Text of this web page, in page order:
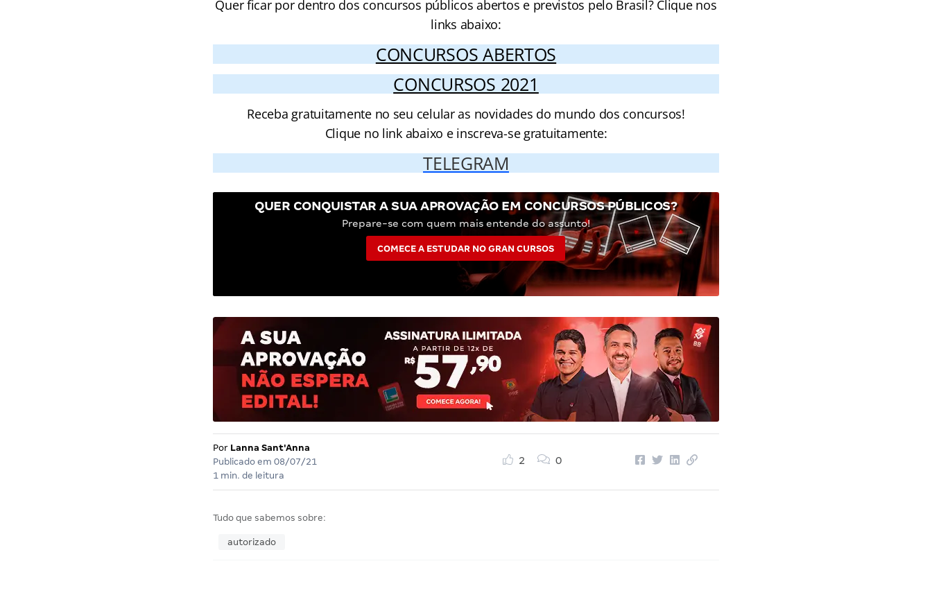
Quer ficar por dentro dos concursos públicos abertos e previstos pelo Brasil? Clique nos
links abaixo:
CONCURSOS ABERTOS
CONCURSOS 2021
Receba gratuitamente no seu celular as novidades do mundo dos concursos!
Clique no link abaixo e inscreva-se gratuitamente:
TELEGRAM
QUER CONQUISTAR A SUA APROVAÇÃO EM CONCURSOS PÚBLICOS?
Prepare-se com quem mais entende do assunto!
COMECE A ESTUDAR NO GRAN CURSOS
Por Lanna Sant'Anna
Publicado em 08/07/21
1 min. de leitura
2 0
Tudo que sabemos sobre:
autorizado